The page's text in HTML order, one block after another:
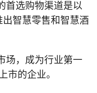
首选购物渠道是以
智慧零售和智慧酒
场，成为行业第一
市的企业。